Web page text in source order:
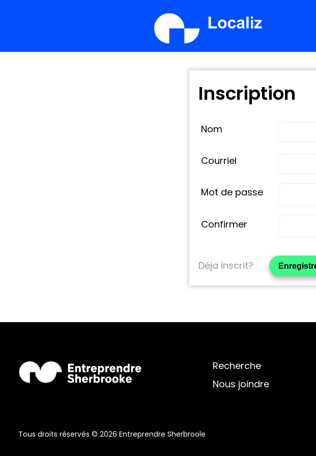
Inscription
Nom
Courriel
Mot de passe
Confirmer
Déja inscrit?
Recherche
Nous joindre
Tous droits réservés © 2026 Entreprendre Sherbroole